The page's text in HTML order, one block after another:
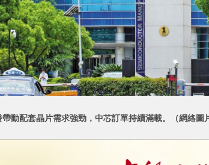
動配套晶片需求強勁，中芯訂單持續滿載。（網絡圖